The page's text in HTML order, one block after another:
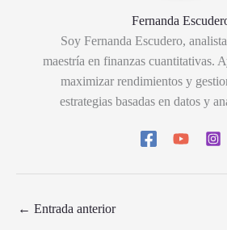
Fernanda
Soy Fernanda Escudero,
maestría en finanzas cuantitativas.
maximizar rendimientos y
estrategias basadas en datos y
← Entrada anterior